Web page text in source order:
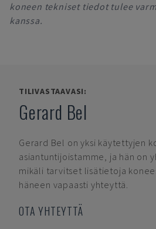
koneen tekniset tiedot tulee
kanssa.
TILIVASTAAVASI:
Gerard Bel
Gerard Bel on yksi käytettyjen
asiantuntijoistamme, ja hän on
mikäli tarvitset lisätietoja
häneen vapaasti yhteyttä.
OTA YHTEYTTÄ